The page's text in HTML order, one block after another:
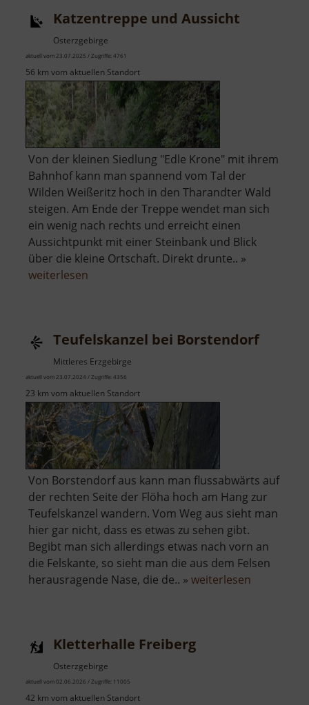
Katzentreppe und Aussicht
Osterzgebirge
aktuell vom 23.07.2025 / Zugriffe: 4761
56 km vom aktuellen Standort
Von der kleinen Siedlung "Edle Krone" mit ihrem
Bahnhof kann man spannend vom Tal der
Wilden Weißeritz hoch in den Tharandter Wald
steigen. Am Ende der Treppe wendet man sich
ein wenig nach rechts und erreicht einen
Aussichtpunkt mit einer Steinbank und Blick
über die kleine Ortschaft. Direkt drunte.. »
weiterlesen
Teufelskanzel bei Borstendorf
Mittleres Erzgebirge
aktuell vom 23.07.2024 / Zugriffe: 4356
23 km vom aktuellen Standort
Von Borstendorf aus kann man flussabwärts auf
der rechten Seite der Flöha hoch am Hang zur
Teufelskanzel wandern. Vom Weg aus sieht man
hier gar nicht, dass es etwas zu sehen gibt.
Begibt man sich allerdings etwas nach vorn an
die Felskante, so sieht man die aus dem Felsen
herausragende Nase, die de.. » weiterlesen
Kletterhalle Freiberg
Osterzgebirge
aktuell vom 02.06.2026 / Zugriffe: 11005
42 km vom aktuellen Standort